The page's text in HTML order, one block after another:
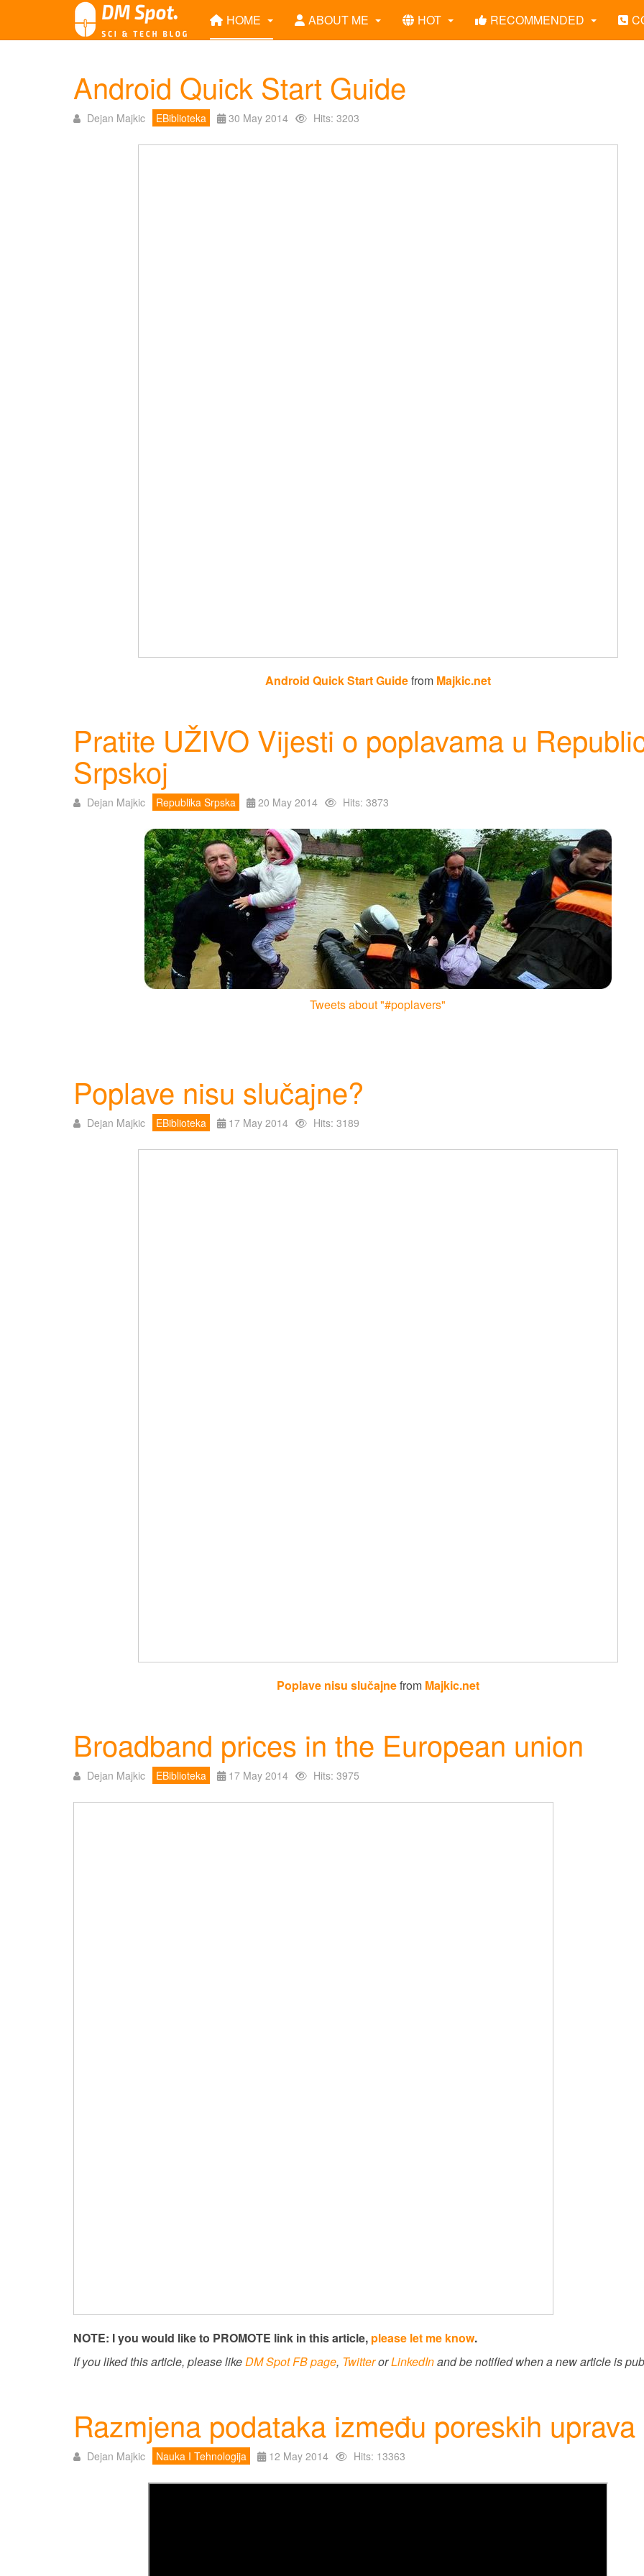
HOME ABOUT ME HOT RECOMMENDED
Android Quick Start Guide
Dejan Majkic EBiblioteka 30 May 2014 Hits: 3203
Android Quick Start Guidefrom Majkic.net
Pratite UŽIVO Vijesti o poplavama u
Srpskoj
Dejan Majkic Republika Srpska 20 May 2014 Hits: 3873
Tweets about "#poplavers"
Poplave nisu slučajne?
Dejan Majkic EBiblioteka 17 May 2014 Hits: 3189
Poplave nisu slučajnefrom Majkic.net
Broadband prices in the European union
Dejan Majkic EBiblioteka 17 May 2014 Hits: 3975
NOTE: I you would like to PROMOTE link in this article, please let me know.
If you liked this article, please likeDM Spot FB page, TwitterorLinkedInand be notified when a new article is
Razmjena podataka između poreskih uprava
Dejan Majkic Nauka I Tehnologija 12 May 2014 Hits: 13363